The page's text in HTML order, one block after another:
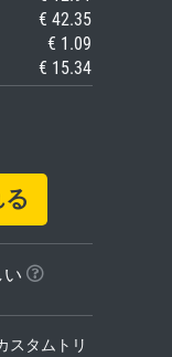
€ 42.35
€ 1.09
€ 15.34
い
スタムトリ